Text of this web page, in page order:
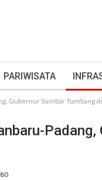
PARIWISATA
Gubernur Sumbar Tumbang
Padang,